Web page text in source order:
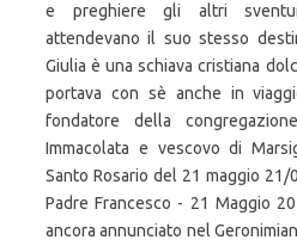
e preghiere gli altri
attendevano il suo stesso
Giulia è una schiava cristiana
portava con sè anche in
fondatore della
Immacolata e vescovo di
Santo Rosario del 21 maggio
Padre Francesco - 21 Maggio
ancora annunciato nel